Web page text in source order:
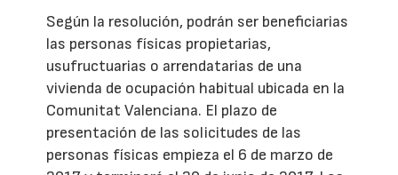
Según la resolución, podrán ser beneficiarias
las personas físicas propietarias,
usufructuarias o arrendatarias de una
vivienda de ocupación habitual ubicada en la
Comunitat Valenciana. El plazo de
presentación de las solicitudes de las
personas físicas empieza el 6 de marzo de